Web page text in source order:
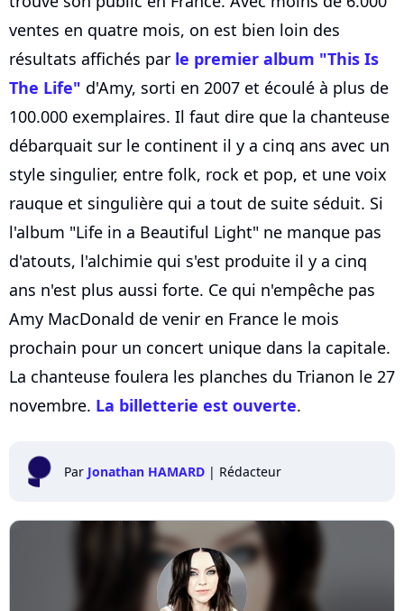
ventes en quatre mois, on est bien loin des
résultats affichés par le premier album "This Is
The Life" d'Amy, sorti en 2007 et écoulé à plus de
100.000 exemplaires. Il faut dire que la chanteuse
débarquait sur le continent il y a cinq ans avec un
style singulier, entre folk, rock et pop, et une voix
rauque et singulière qui a tout de suite séduit. Si
l'album "Life in a Beautiful Light" ne manque pas
d'atouts, l'alchimie qui s'est produite il y a cinq
ans n'est plus aussi forte. Ce qui n'empêche pas
Amy MacDonald de venir en France le mois
prochain pour un concert unique dans la capitale.
La chanteuse foulera les planches du Trianon le 27
novembre. La billetterie est ouverte.
Par Jonathan HAMARD | Rédacteur